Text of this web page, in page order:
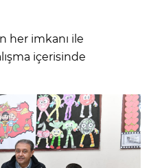
her imkanı ile
içerisinde